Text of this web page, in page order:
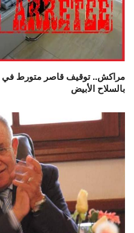
مراكش.. توقيف قاصر متورط في
بالسلاح الأبيض